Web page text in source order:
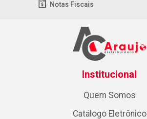
Notas Fiscais
Institucional
Quem Somos
Catálogo Eletrônico